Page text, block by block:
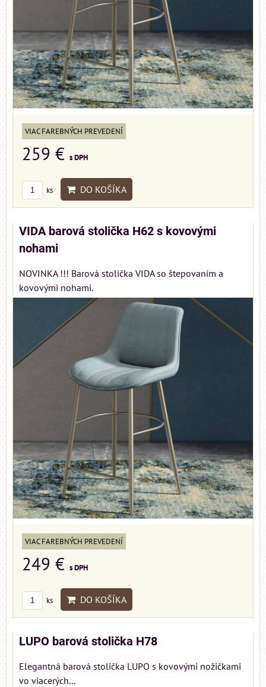
VIAC FAREBNÝCH PREVEDENÍ
259 € s DPH
ks DO KOŠÍKA
VIDA barová stolička H62 s kovovými
nohami
NOVINKA !!! Barová stolička VIDA so štepovaním a
kovovými nohami.
VIAC FAREBNÝCH PREVEDENÍ
249 € s DPH
ks DO KOŠÍKA
LUPO barová stolička H78
Elegantná barová stolička LUPO s kovovými nožičkami
vo viacerých...